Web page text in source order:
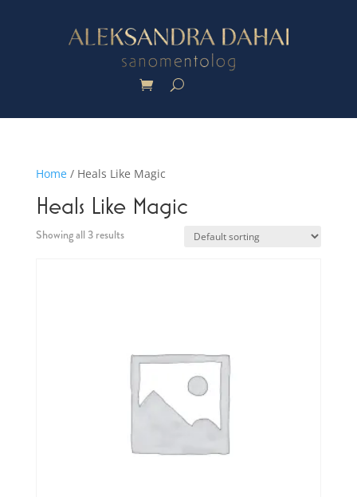
Home/ Heals Like Magic
Heals Like Magic
Showing all 3 results